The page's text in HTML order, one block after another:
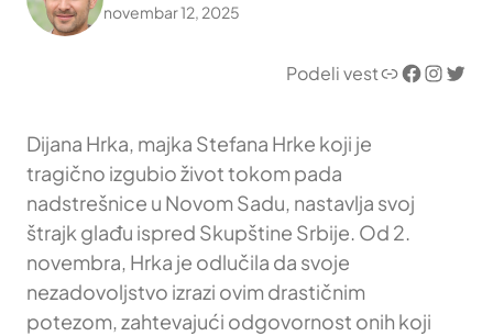
novembar 12, 2025
Podeli vestLink Facebook InstagramTwitter
Dijana Hrka, majka Stefana Hrke koji je
tragično izgubio život tokom pada
nadstrešnice u Novom Sadu, nastavlja svoj
štrajk glađu ispred Skupštine Srbije. Od 2.
novembra, Hrka je odlučila da svoje
nezadovoljstvo izrazi ovim drastičnim
potezom, zahtevajući odgovornost onih koji